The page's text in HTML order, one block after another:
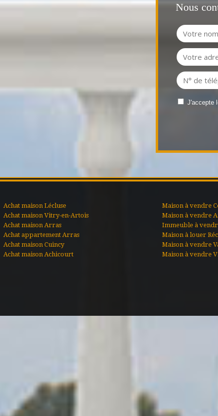
Nous
J'accepte
Achat maison Lécluse
Achat maison Vitry-en-Artois
Achat maison Arras
Achat appartement Arras
Achat maison Cuincy
Achat maison Achicourt
Maison à vendre
Maison à vendre
Immeuble à
Maison à louer
Maison à vendre
Maison à vendre